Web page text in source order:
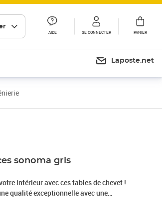
AIDE SE CONNECTER PANIER
Laposte.net
sonoma gris
intérieur avec ces tables de chevet !
qualité exceptionnelle avec une
stabilité et résistance à l'humidité.